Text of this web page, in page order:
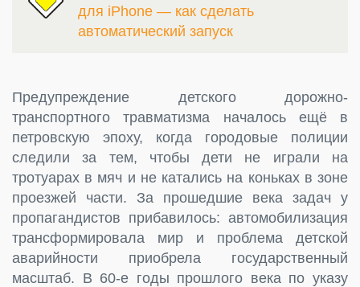
для iPhone — как сделать
автоматический запуск
Предупреждение детского дорожно-
транспортного травматизма началось ещё в
петровскую эпоху, когда городовые полиции
следили за тем, чтобы дети не играли на
тротуарах в мяч и не катались на коньках в зоне
проезжей части. За прошедшие века задач у
пропагандистов прибавилось: автомобилизация
трансформировала мир и проблема детской
аварийности приобрела государственный
масштаб. В 60-е годы прошлого века по указу